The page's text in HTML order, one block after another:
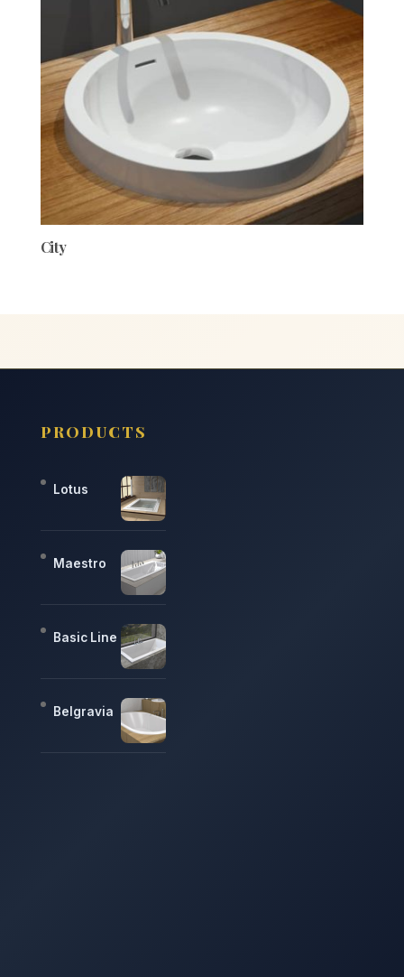
City
PRODUCTS
Lotus
Maestro
Basic Line
Belgravia